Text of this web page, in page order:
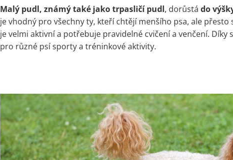
Malý pudl, známý také jako trpasličí pudl, dorůstá do
je vhodný pro všechny ty, kteří chtějí menšího psa, ale
je velmi aktivní a potřebuje pravidelné cvičení a venčení.
pro různé psí sporty a tréninkové aktivity.